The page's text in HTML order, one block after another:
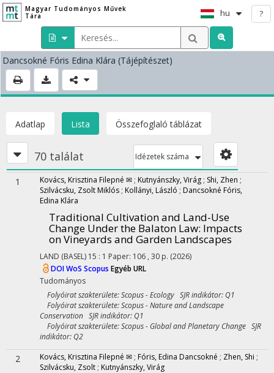
Magyar Tudományos Művek
Tára
hu ?
Dancsokné Fóris Edina Klára (Tájépítészet)
Adatlap Lista Összefoglaló táblázat
70 találat Idézetek száma
1 Kovács, Krisztina Filepné ✉ ; Kutnyánszky, Virág ; Shi, Zhen ;
Szilvácsku, Zsolt Miklós ; Kollányi, László ; Dancsokné Fóris,
Edina Klára
Traditional Cultivation and Land-Use
Change Under the Balaton Law: Impacts
on Vineyards and Garden Landscapes
LAND (BASEL) 15 : 1 Paper: 106 , 30 p. (2026)
DOIWoS Scopus Egyéb URL
Tudományos
Folyóirat szakterülete: Scopus - Ecology SJR indikátor: Q1
Folyóirat szakterülete: Scopus - Nature and Landscape
Conservation SJR indikátor: Q1
Folyóirat szakterülete: Scopus - Global and Planetary Change SJR
indikátor: Q2
2 Kovács, Krisztina Filepné ✉ ; Fóris, Edina Dancsokné ; Zhen, Shi ;
Szilvácsku, Zsolt ; Kutnyánszky, Virág